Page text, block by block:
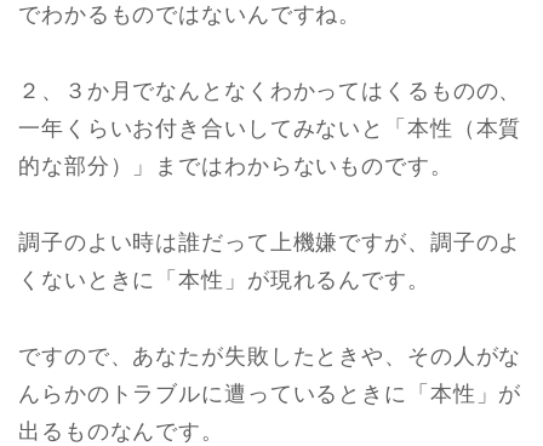
でわかるものではないんですね。
２、３か月でなんとなくわかってはくるものの、
一年くらいお付き合いしてみないと「本性（本質
的な部分）」まではわからないものです。
調子のよい時は誰だって上機嫌ですが、調子のよ
くないときに「本性」が現れるんです。
ですので、あなたが失敗したときや、その人がな
んらかのトラブルに遭っているときに「本性」が
出るものなんです。